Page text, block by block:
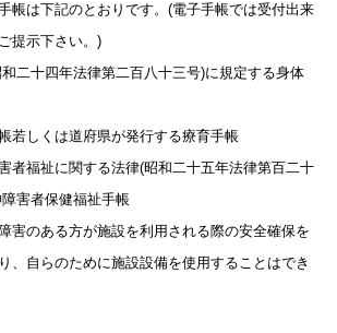
帳は下記のとおりです。(電子手帳では受付出来
提示下さい。)
二十四年法律第二百八十三号)に規定する身体
若しくは道府県が発行する療育手帳
者福祉に関する法律(昭和二十五年法律第百二十
害者保健福祉手帳
害のある方が施設を利用される際の安全確保を
、自らのために施設設備を使用することはでき